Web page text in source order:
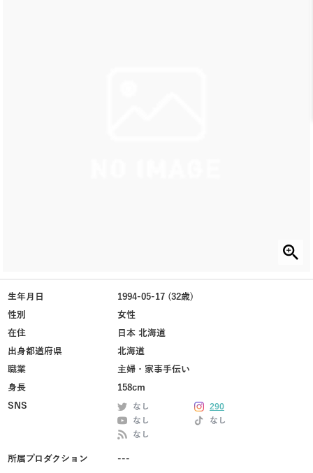
生年月日
1994-05-17 (32歳)
性別
女性
在住
日本 北海道
出身都道府県
北海道
職業
主婦・家事手伝い
身長
158cm
SNS
なし
290
なし
なし
なし
所属プロダクション ---